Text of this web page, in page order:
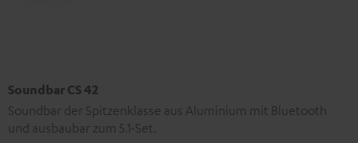
Soundbar CS 42
Soundbar der Spitzenklasse aus Aluminium mit Bluetooth
und ausbaubar zum 5.1-Set.